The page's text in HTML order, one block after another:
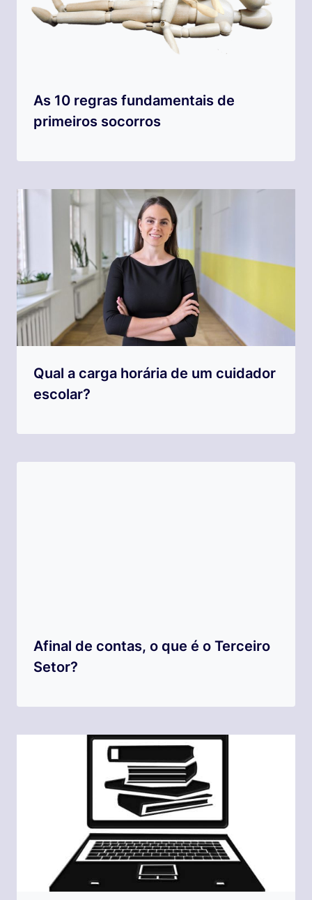
As 10 regras fundamentais de
primeiros socorros
Qual a carga horária de um cuidador
escolar?
Afinal de contas, o que é o Terceiro
Setor?